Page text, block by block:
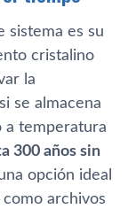
sistema es su
cristalino
la
si se almacena
a temperatura
300 años sin
opción ideal
como archivos